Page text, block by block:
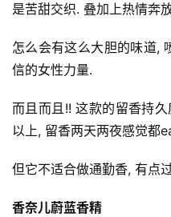
投
稿
每
好
是苦甜交织. 叠加上热情奔
怎么会有这么大胆的味道,
信的女性力量.
而且而且!! 这款的留香持
以上, 留香两天两夜感觉都
但它不适合做通勤香, 有点
香奈儿蔚蓝香精